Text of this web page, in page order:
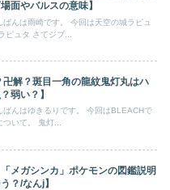
面やバルスの意味】
んは雨崎です。 今回は天空の城ラピュ
ピュタ さてジブ...
卍解？斑目一角の龍紋鬼灯丸はハ
弱い？】
ばんはゆきるりです。 今回はBLEACHで
ついて。 鬼灯...
「メガシンカ」ポケモンの図鑑説明
？/なんj】